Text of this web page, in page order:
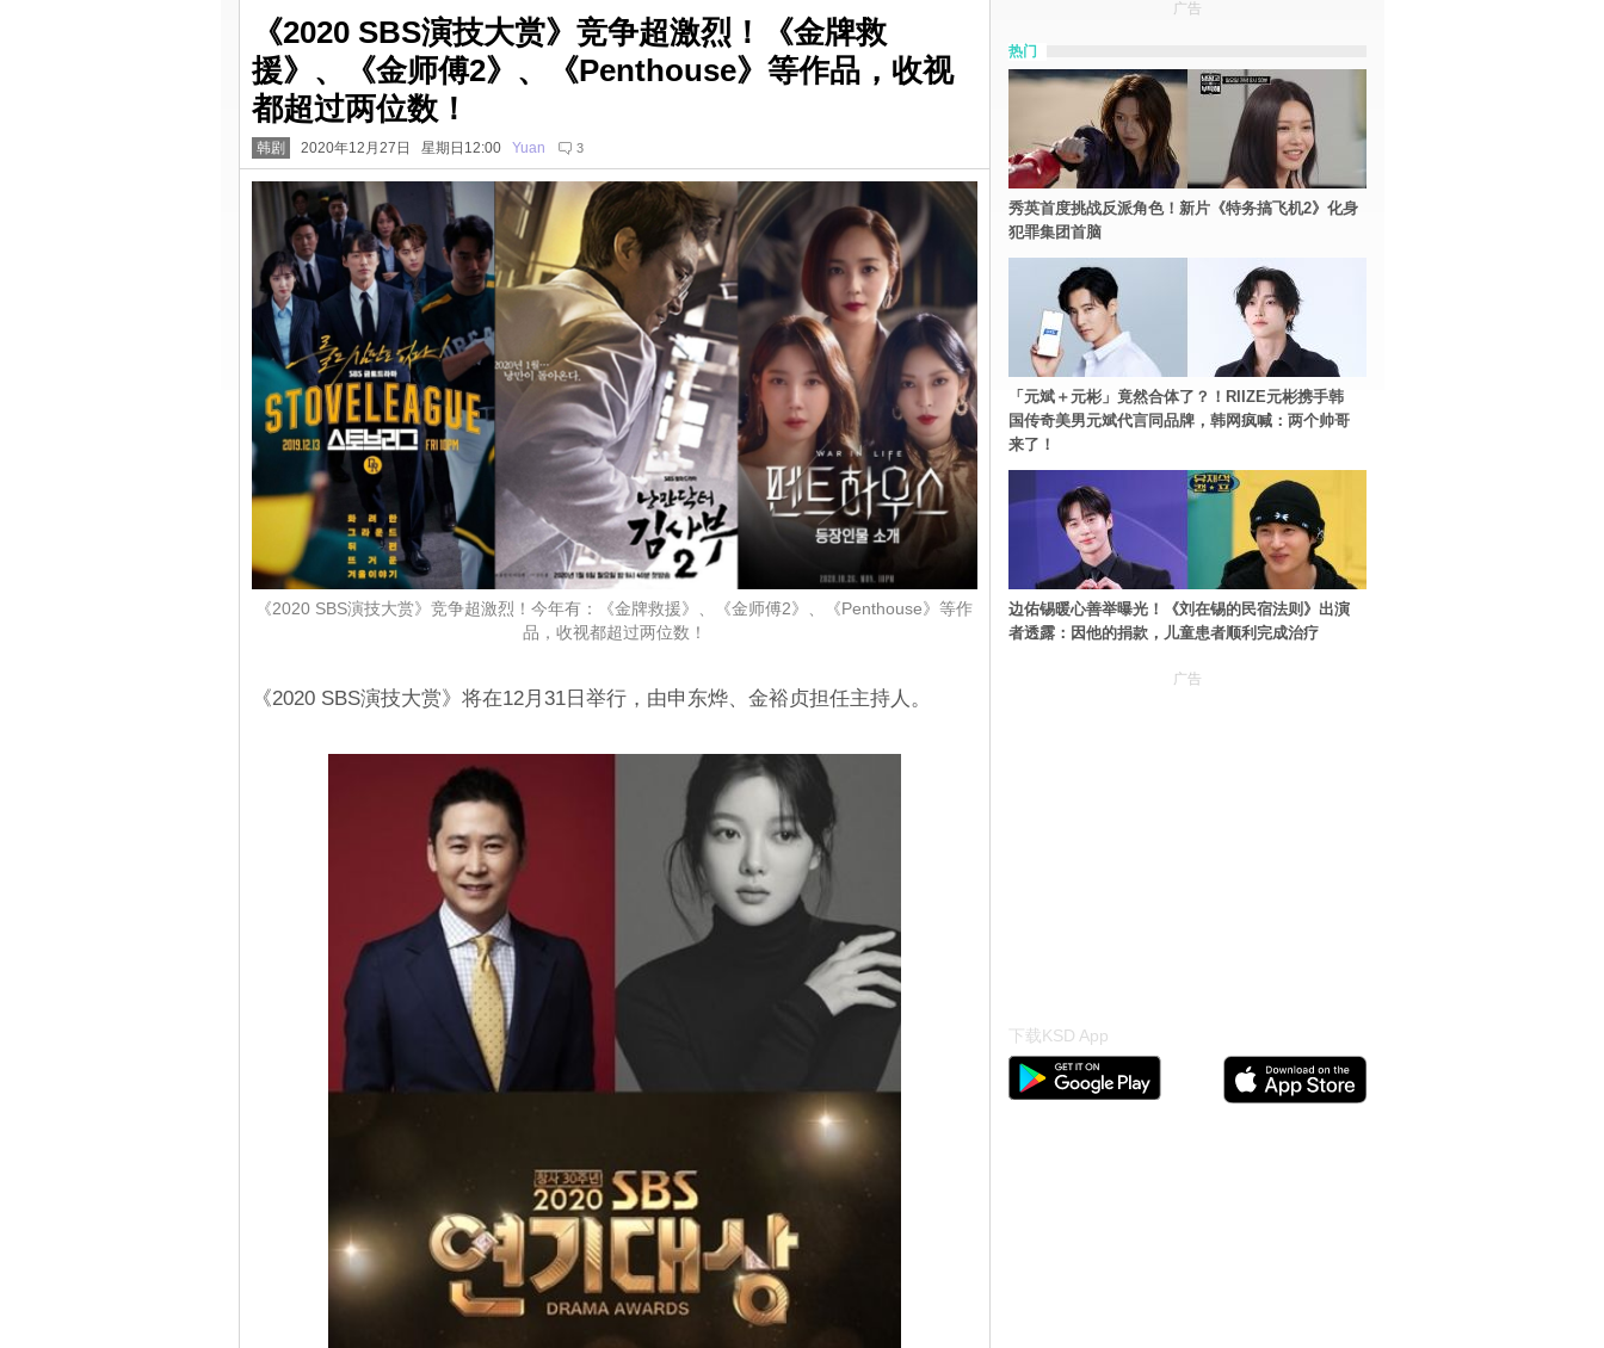
《2020 SBS演技大赏》竞争超激烈！《金牌救
援》、《金师傅2》、《Penthouse》等作品，收视
都超过两位数！
韩剧 2020年12月27日 星期日12:00 Yuan 3
《2020 SBS演技大赏》竞争超激烈！今年有：《金牌救援》、《金师傅2》、《Penthouse》等作
品，收视都超过两位数！
《2020 SBS演技大赏》将在12月31日举行，由申东烨、金裕贞担任主持人。
广告
热门
秀英首度挑战反派角色！新片《特务搞飞机2》化身
犯罪集团首脑
「元斌＋元彬」竟然合体了？！RIIZE元彬携手韩
国传奇美男元斌代言同品牌，韩网疯喊：两个帅哥
来了！
边佑锡暖心善举曝光！《刘在锡的民宿法则》出演
者透露：因他的捐款，儿童患者顺利完成治疗
广告
下载KSD App